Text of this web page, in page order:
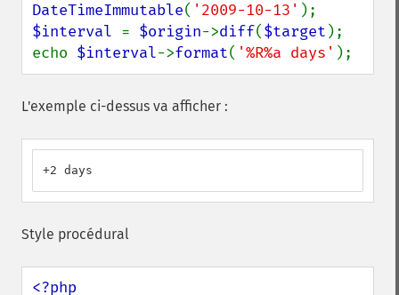
DateTimeImmutable( '2009-10-13'
$interval = $origin->diff($target );
echo $interval->format( '%R%a days' );
L'exemple ci-dessus va afficher :
+2 days
Style procédural
<?php